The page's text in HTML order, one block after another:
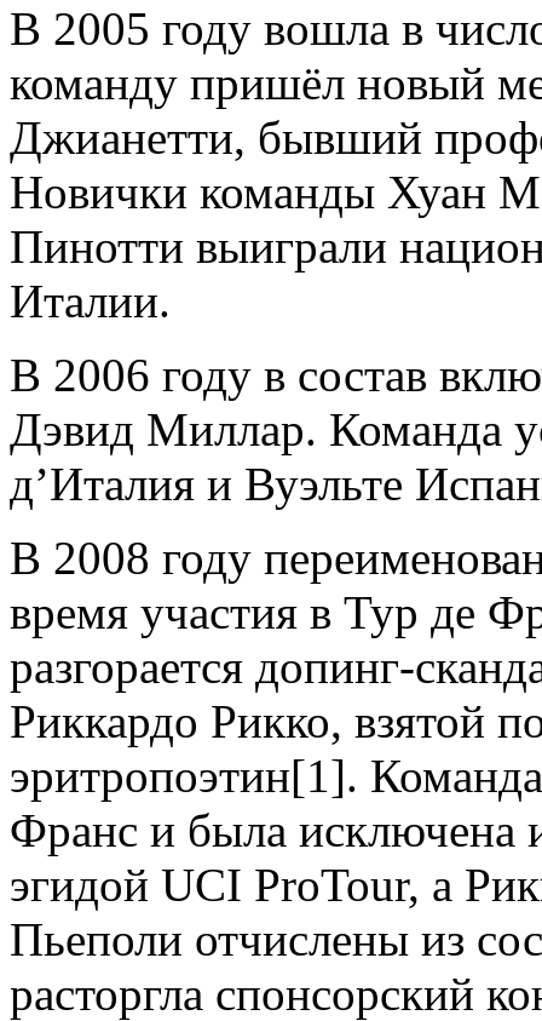
В 2005 году вошла в
команду пришёл новый
Джианетти, бывший
Новички команды Хуан
Пинотти выиграли
Италии.
В 2006 году в состав
Дэвид Миллар. Команда
д’Италия и Вуэльте
В 2008 году
время участия в Тур де
разгорается допинг-
Риккардо Рикко, взятой
эритропоэтин[1].
Франс и была исключена
эгидой UCI ProTour, а
Пьеполи отчислены из
расторгла спонсорский